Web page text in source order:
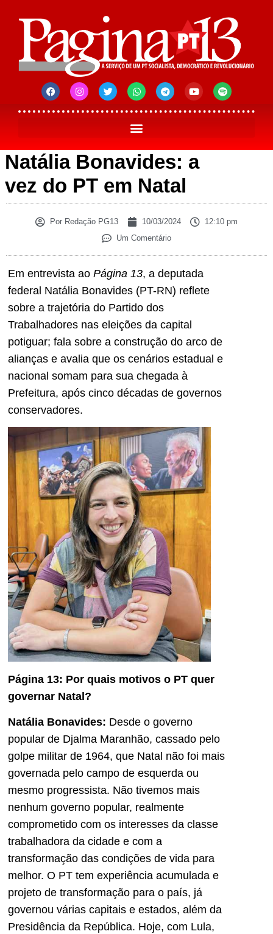
Natália Bonavides: a
vez do PT em Natal
Por Redação PG13 10/03/2024
12:10 pm
Um Comentário
Em entrevista ao Página 13, a deputada
federal Natália Bonavides (PT-RN) reflete
sobre a trajetória do Partido dos
Trabalhadores nas eleições da capital
potiguar; fala sobre a construção do arco de
alianças e avalia que os cenários estadual e
nacional somam para sua chegada à
Prefeitura, após cinco décadas de governos
conservadores.
Página 13: Por quais motivos o PT quer
governar Natal?
Natália Bonavides: Desde o governo
popular de Djalma Maranhão, cassado pelo
golpe militar de 1964, que Natal não foi mais
governada pelo campo de esquerda ou
mesmo progressista. Não tivemos mais
nenhum governo popular, realmente
comprometido com os interesses da classe
trabalhadora da cidade e com a
transformação das condições de vida para
melhor. O PT tem experiência acumulada e
projeto de transformação para o país, já
governou várias capitais e estados, além da
Presidência da República. Hoje, com Lula,